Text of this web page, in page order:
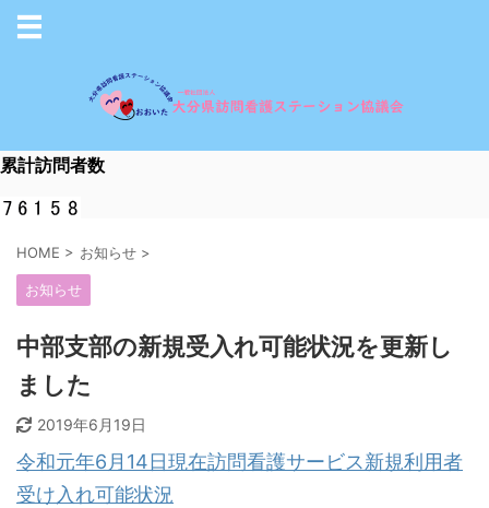
累計訪問者数
HOME > お知らせ >
お知らせ
中部支部の新規受入れ可能状況を更新し
ました
2019年6月19日
令和元年6月14日現在訪問看護サービス新規利用者
受け入れ可能状況